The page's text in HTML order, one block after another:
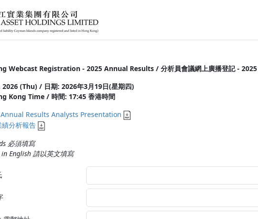
Webcast Registration - 2025 Annual Results / 分析員會議網上廣播登記 - 2025
(Thu) / 日期: 2026年3月19日(星期四)
Kong Time / 時間: 17:45 香港時間
Results Analysts Presentation
分析報告
必須填寫
English 請以英文填寫